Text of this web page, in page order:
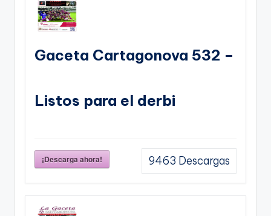
Gaceta Cartagonova 532 –
Listos para el derbi
¡Descarga ahora! 9463 Descargas